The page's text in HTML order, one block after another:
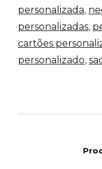
personalizada,
personalizadas,
cartões
personalizado,